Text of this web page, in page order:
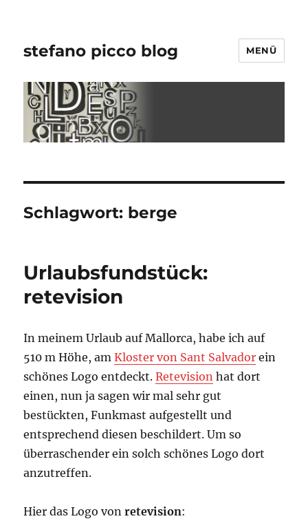
stefano picco blog MENÜ
Schlagwort: berge
Urlaubsfundstück:
retevision
In meinem Urlaub auf Mallorca, habe ich auf
510 m Höhe, amKloster von Sant Salvador ein
schönes Logo entdeckt.Retevision hat dort
einen, nun ja sagen wir mal sehr gut
bestückten, Funkmast aufgestellt und
entsprechend diesen beschildert. Um so
überraschender ein solch schönes Logo dort
anzutreffen.
Hier das Logo vonretevision: